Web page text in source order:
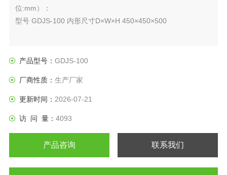
位:mm）：
型号 GDJS-100 内形尺寸D×W×H 450×450×500
产品型号： GDJS-100
厂商性质： 生产厂家
更新时间： 2026-07-21
访 问 量： 4093
产品咨询 联系我们